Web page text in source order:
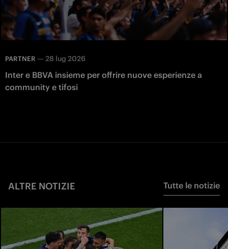
PARTNER — 28 lug 2026
Inter e BBVA insieme per offrire nuove esperienze a
community e tifosi
ALTRE NOTIZIE Tutte le notizie